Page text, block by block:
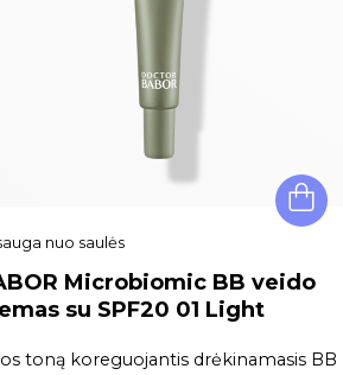
nuo saulės
Microbiomic BB veido
su SPF20 01 Light
toną koreguojantis drėkinamasis BB